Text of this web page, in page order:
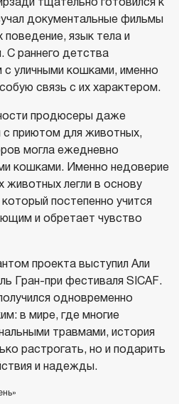
документальные фильмы
язык тела и
С раннего детства
уличными кошками, именно
связь с их характером.
продюсеры даже
приютом для животных,
могла ежедневно
кошками. Именно недоверие
животных легли в основу
постепенно учится
и обретает чувство
проекта выступил Али
Гран-при фестиваля SICAF.
одновременно
в мире, где многие
травмами, история
растрогать, но и подарить
и надежды.